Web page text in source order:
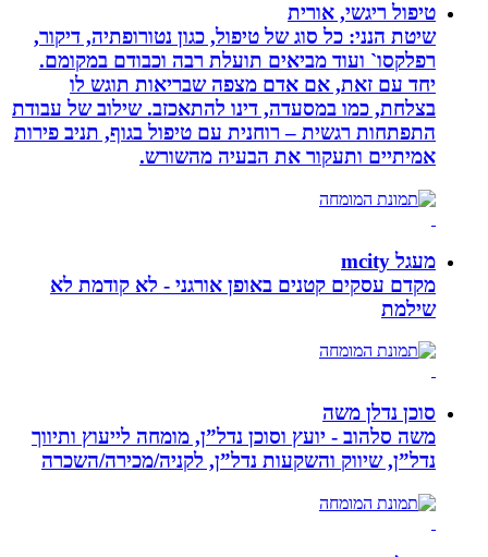
טיפול ריגשי, אורית
שיטת הנני: כל סוג של טיפול, כגון נטורופתיה, דיקור,
רפלקסו` ועוד מביאים תועלת רבה וכבודם במקומם.
יחד עם זאת, אם אדם מצפה שבריאות תוגש לו
בצלחת, כמו במסעדה, דינו להתאכזב. שילוב של עבודת
התפתחות רגשית – רוחנית עם טיפול בגוף, תניב פירות
אמיתיים ותעקור את הבעיה מהשורש.
מעגל mcity
מקדם עסקים קטנים באופן אורגני - לא קודמת לא
שילמת
סוכן נדלן משה
משה סלהוב - יועץ וסוכן נדל”ן, מומחה לייעוץ ותיווך
נדל”ן, שיווק והשקעות נדל”ן, לקניה/מכירה/השכרה